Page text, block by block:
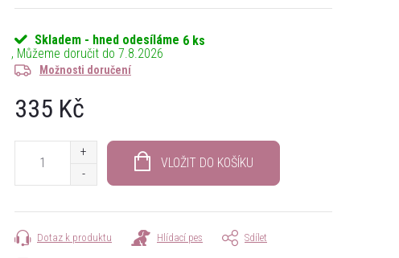
Skladem - hned odesíláme 6 ks
7.8.2026
Možnosti doručení
335 Kč
VLOŽIT DO KOŠÍKU
Dotaz k produktu Hlídací pes Sdílet